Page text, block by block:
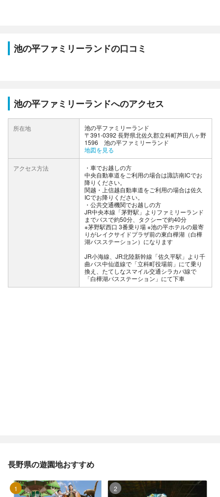
池の平ファミリーランドの口コミ
池の平ファミリーランドへのアクセス
所在地
池の平ファミリーランド
〒391-0392 長野県北佐久郡立科町芦田八ヶ野
1596 池の平ファミリーランド
地図を見る
アクセス方法
車でお越しの方
中央自動車道をご利用の場合は諏訪南ICでお
降りください。
関越・上信越自動車道をご利用の場合は佐久
ICでお降りください。
公共交通機関でお越しの方
JR中央本線「茅野駅」よりファミリーランド
までバスで約50分、タクシーで約40分
※茅野駅西口 3番乗り場 ※池の平ホテルの最寄
りがレイクサイドプラザ前の東白樺湖（白樺
湖バスステーション）になります
JR小海線、JR北陸新幹線「佐久平駅」より千
曲バス中仙道線で「立科町役場前」にて乗り
換え、たてしなスマイル交通シラカバ線で
「白樺湖バスステーション」にて下車
長野県の遊園地おすすめ
1位 2位